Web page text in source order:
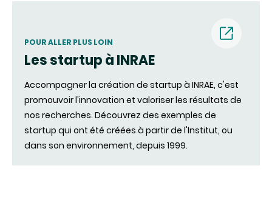
POUR ALLER PLUS LOIN
Les startup à INRAE
fenêtre)
Accompagner la création de startup à INRAE, c'est
promouvoir l'innovation et valoriser les résultats de
nos recherches. Découvrez des exemples de
startup qui ont été créées à partir de l'Institut, ou
dans son environnement, depuis 1999.